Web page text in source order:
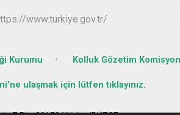
Kurumu Kolluk Gözetim
ulaşmak için lütfen tıklayınız.